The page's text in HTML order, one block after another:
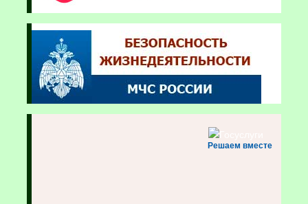
Решаем вместе